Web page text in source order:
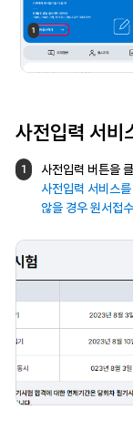
사전입력 서비
1 사전입력 버튼을
사전입력 서비스
않을 경우원서접